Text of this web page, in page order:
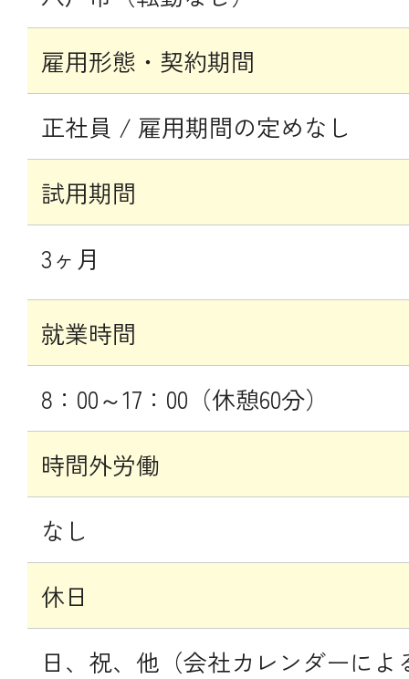
雇用形態・契約期間
正社員 / 雇用期間の定めなし
試用期間
3ヶ月
就業時間
8：00～17：00（休憩60分）
時間外労働
なし
休日
日、祝、他（会社カレンダーによ